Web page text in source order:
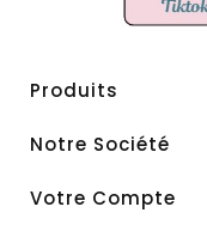
Produits
Notre Société
Votre Compte